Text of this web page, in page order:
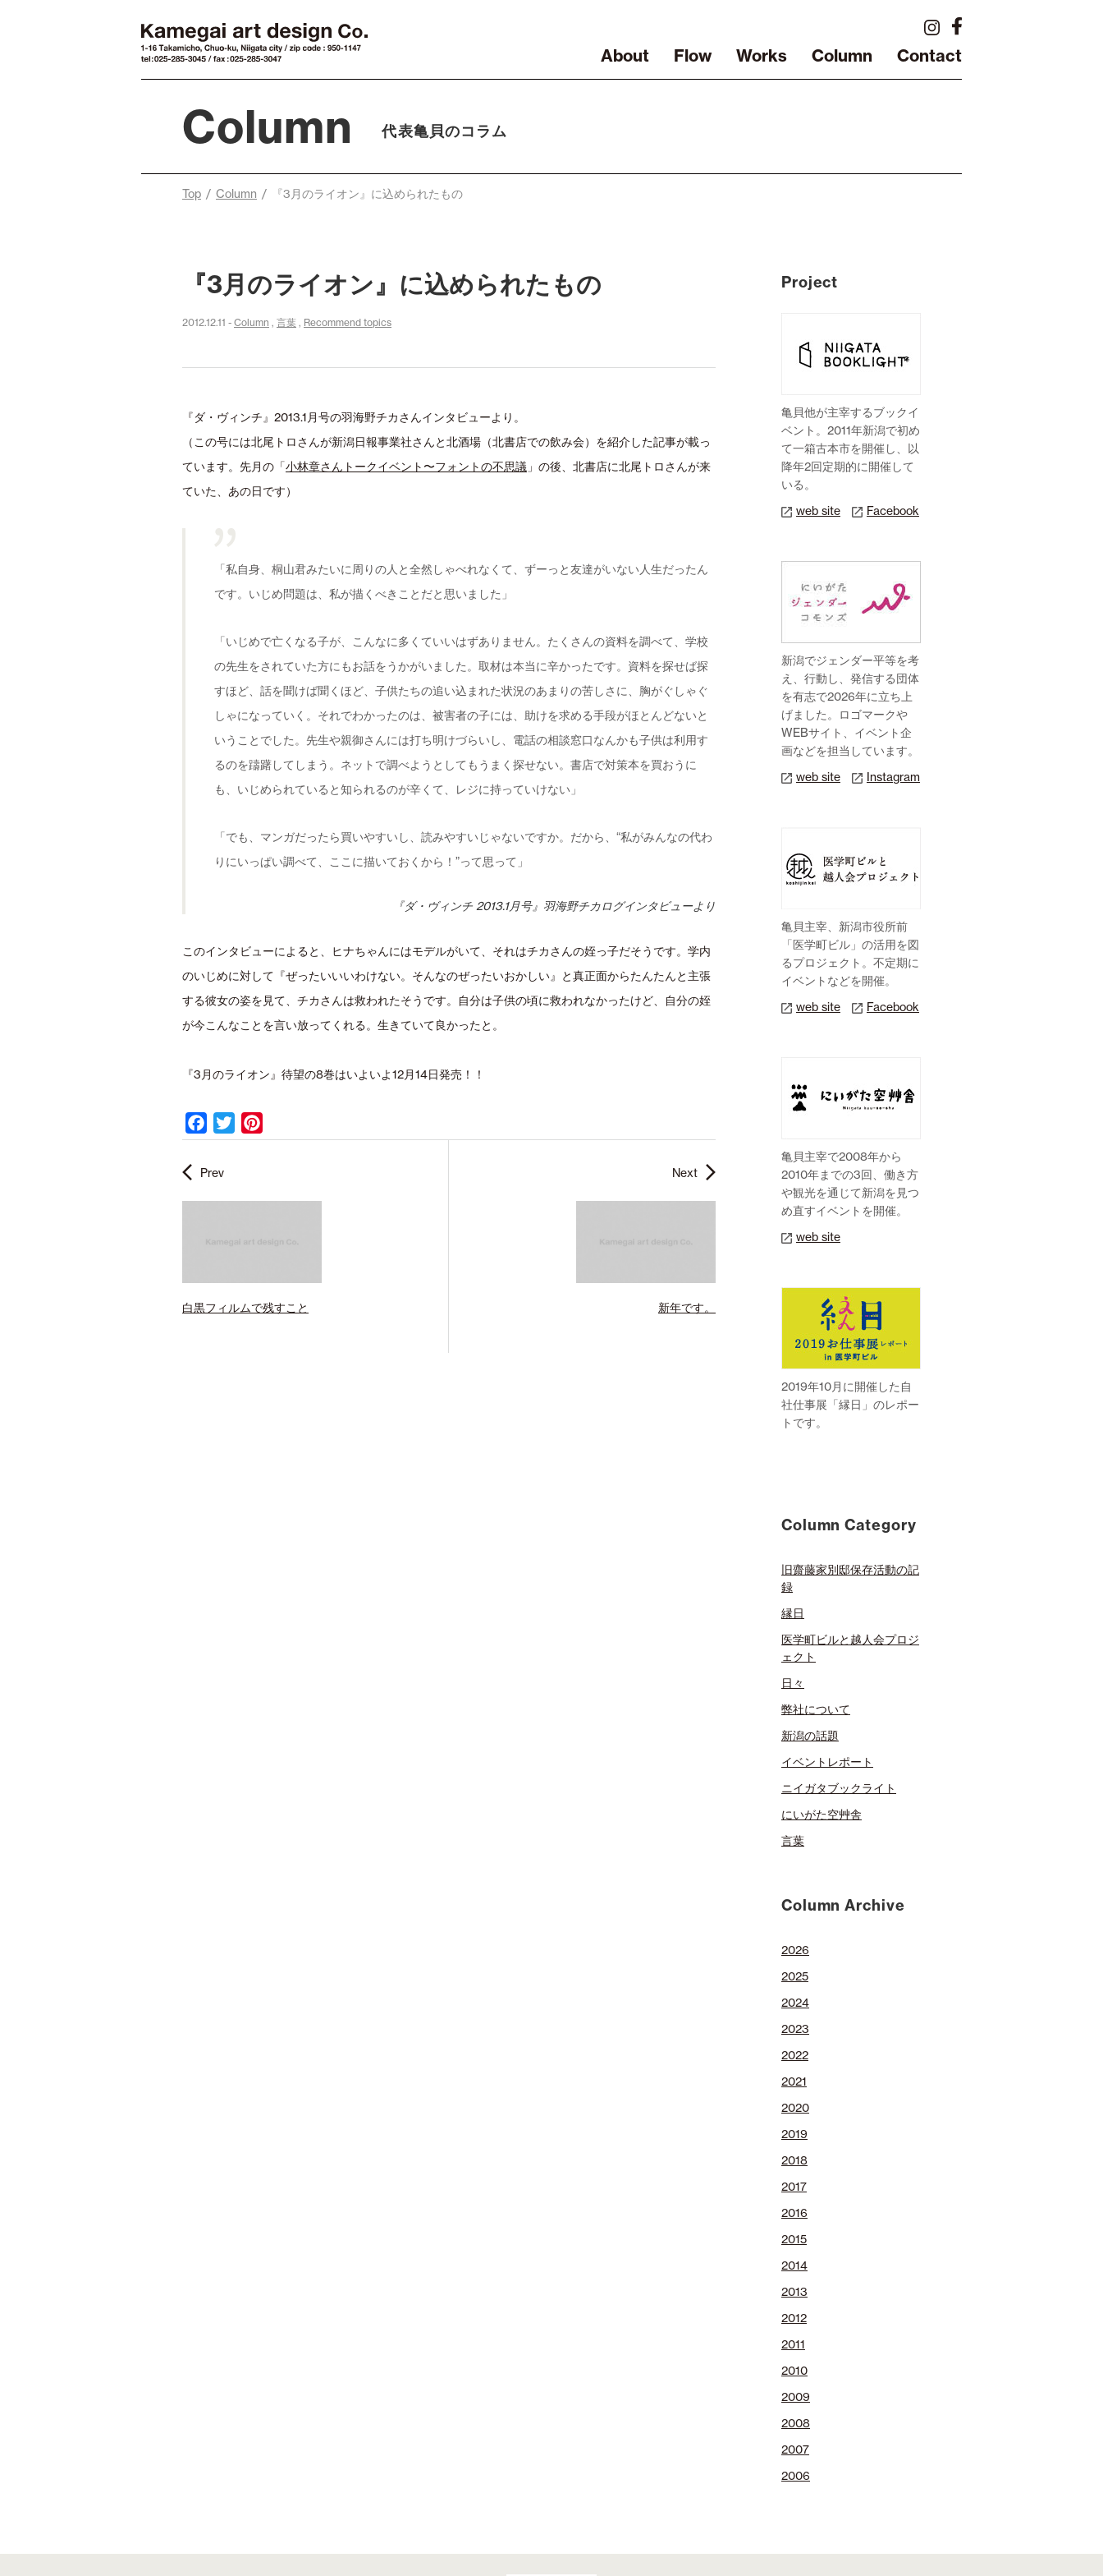
About Flow Works Column Contact
Column 代表亀貝のコラム
Top / Column / 『3月のライオン』に込められたもの
『3月のライオン』に込められたもの
2012.12.11 - Column , 言葉 , Recommend topics
『ダ・ヴィンチ』2013.1月号の羽海野チカさんインタビューより。
（この号には北尾トロさんが新潟日報事業社さんと北酒場（北書店での飲み会）を紹介した記事が載っ
ています。先月の「小林章さんトークイベント〜フォントの不思議 」の後、北書店に北尾トロさんが来
ていた、あの日です）
「私自身、桐山君みたいに周りの人と全然しゃべれなくて、ずーっと友達がいない人生だったん
です。いじめ問題は、私が描くべきことだと思いました」
「いじめで亡くなる子が、こんなに多くていいはずありません。たくさんの資料を調べて、学校
の先生をされていた方にもお話をうかがいました。取材は本当に辛かったです。資料を探せば探
すほど、話を聞けば聞くほど、子供たちの追い込まれた状況のあまりの苦しさに、胸がぐしゃぐ
しゃになっていく。それでわかったのは、被害者の子には、助けを求める手段がほとんどないと
いうことでした。先生や親御さんには打ち明けづらいし、電話の相談窓口なんかも子供は利用す
るのを躊躇してしまう。ネットで調べようとしてもうまく探せない。書店で対策本を買おうに
も、いじめられていると知られるのが辛くて、レジに持っていけない」
「でも、マンガだったら買いやすいし、読みやすいじゃないですか。だから、“私がみんなの代わ
りにいっぱい調べて、ここに描いておくから！”って思って」
『ダ・ヴィンチ 2013.1月号』羽海野チカログインタビューより
このインタビューによると、ヒナちゃんにはモデルがいて、それはチカさんの姪っ子だそうです。学内
のいじめに対して『ぜったいいいわけない。そんなのぜったいおかしい』と真正面からたんたんと主張
する彼女の姿を見て、チカさんは救われたそうです。自分は子供の頃に救われなかったけど、自分の姪
が今こんなことを言い放ってくれる。生きていて良かったと。
『3月のライオン』待望の8巻はいよいよ12月14日発売！！
a
c
w
i
Prev
白黒フィルムで残すこと
Next
新年です。
Project
亀貝他が主宰するブックイ
ベント。2011年新潟で初め
て一箱古本市を開催し、以
降年2回定期的に開催して
いる。
web site
Facebook
新潟でジェンダー平等を考
え、行動し、発信する団体
を有志で2026年に立ち上
げました。ロゴマークや
WEBサイト、イベント企
画などを担当しています。
web site
Instagram
亀貝主宰、新潟市役所前
「医学町ビル」の活用を図
るプロジェクト。不定期に
イベントなどを開催。
web site
Facebook
亀貝主宰で2008年から
2010年までの3回、働き方
や観光を通じて新潟を見つ
め直すイベントを開催。
web site
2019年10月に開催した自
社仕事展「縁日」のレポー
トです。
Column Category
旧齋藤家別邸保存活動の記
録
縁日
医学町ビルと越人会プロジ
ェクト
日々
弊社について
新潟の話題
イベントレポート
ニイガタブックライト
にいがた空艸舎
言葉
Column Archive
2026
2025
2024
2023
2022
2021
2020
2019
2018
2017
2016
2015
2014
2013
2012
2011
2010
2009
2008
2007
2006